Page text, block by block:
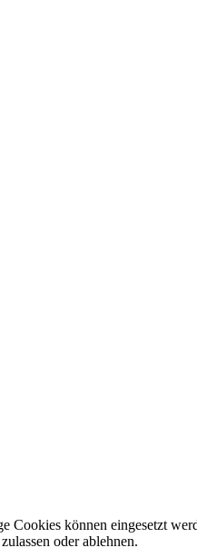
können eingesetzt
oder ablehnen.